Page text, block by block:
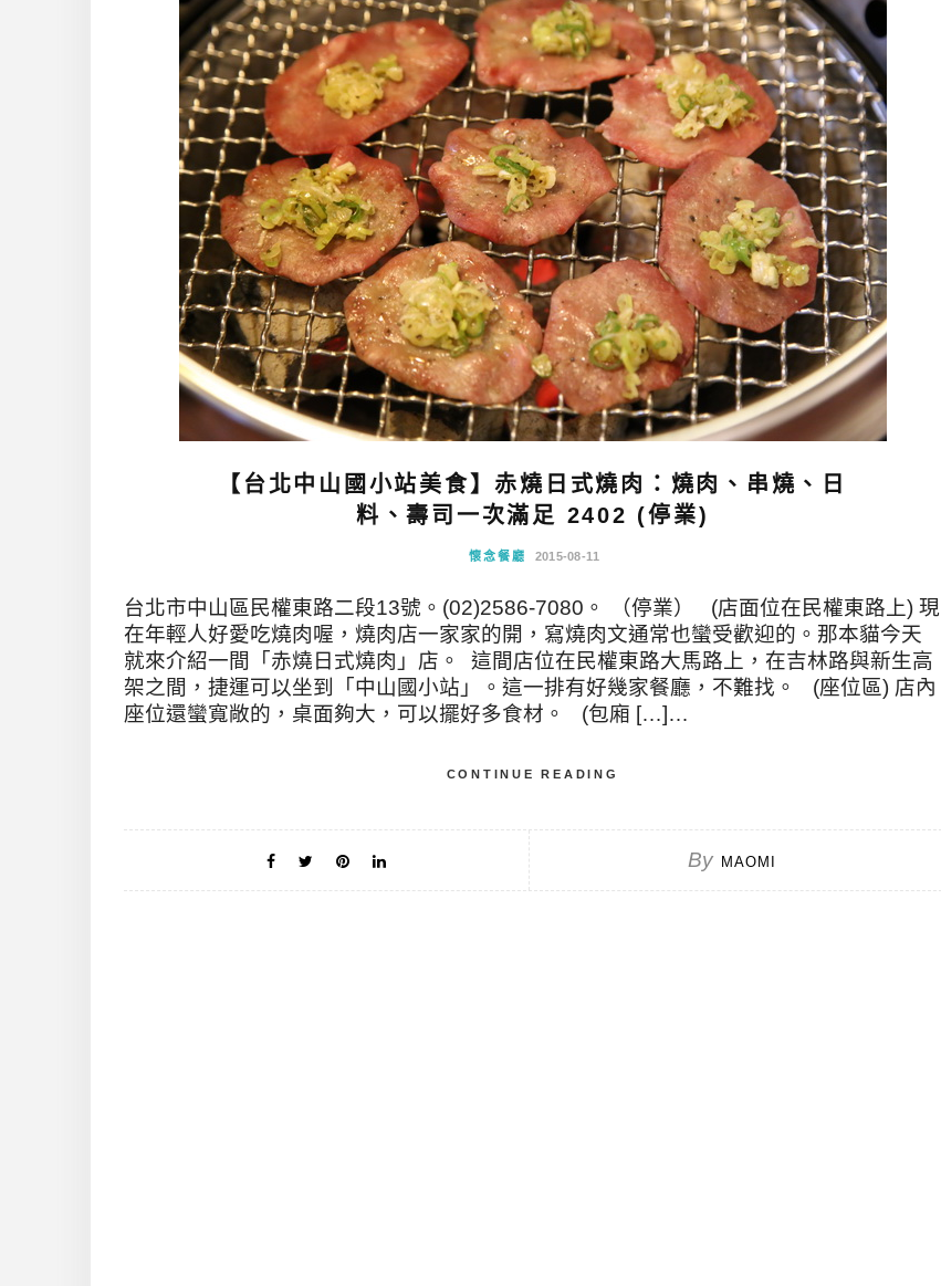
【台北中山國小站美食】赤燒日式燒肉：燒肉、串燒、日
料、壽司一次滿足 2402 (停業)
懷念餐廳 2015-08-11
台北市中山區民權東路二段13號。(02)2586-7080。 （停業） (店面位在民權東路上) 現
在年輕人好愛吃燒肉喔，燒肉店一家家的開，寫燒肉文通常也蠻受歡迎的。那本貓今天
就來介紹一間「赤燒日式燒肉」店。 這間店位在民權東路大馬路上，在吉林路與新生高
架之間，捷運可以坐到「中山國小站」。這一排有好幾家餐廳，不難找。 (座位區) 店內
座位還蠻寬敞的，桌面夠大，可以擺好多食材。 (包廂 […]…
CONTINUE READING
By MAOMI